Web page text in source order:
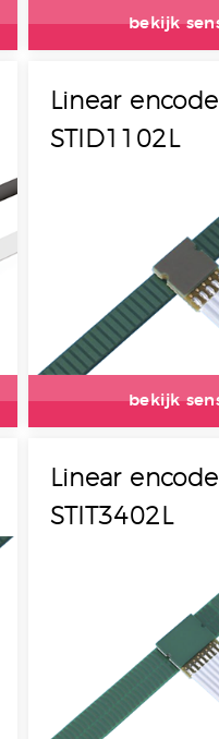
bekijk
Linear
STID1102L
bekijk
Linear
STIT3402L